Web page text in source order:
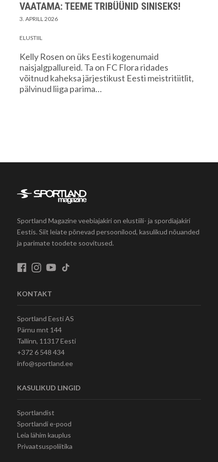
VAATAMA: TEEME TRIBÜÜNID SINISEKS!
3. APRILL 2026
ELUSTIIL
Kelly Rosen on üks Eesti kogenumaid
naisjalgpallureid. Ta on FC Flora ridades
võitnud kaheksa järjestikust Eesti meistritiitlit,
pälvinud liiga parima…
Sportland Magazine veebiajakiri on elustiili- ja spordiajakiri
Eestis. Siit leiate põnevad persoonilood, kasulikud nõuanded
ja parimate toodete soovitused.
KONTAKT
Sportland Eesti AS
Pärnu mnt 144
Tallinn, 11317 Eesti
+372 6 548 434
info@sportland.ee
KASULIKUD LINGID
Sportlandist
Sportlandi e-pood
Leia lähim kauplus
Privaatsuspoliitika